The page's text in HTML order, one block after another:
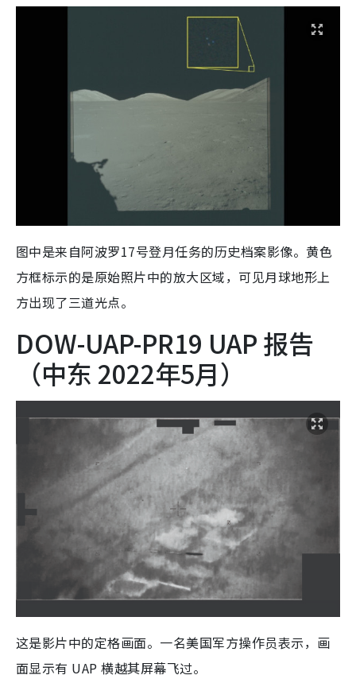
图中是来自阿波罗17号登月任务的历史档案影像。黄色
方框标示的是原始照片中的放大区域，可见月球地形上
方出现了三道光点。
DOW-UAP-PR19 UAP 报告
（中东 2022年5月）
这是影片中的定格画面。一名美国军方操作员表示，画
面显示有 UAP 横越其屏幕飞过。